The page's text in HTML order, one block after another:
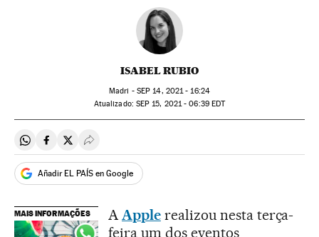
ISABEL RUBIO
Madri - SEP 14, 2021 - 16:24
atualizado: SEP 15, 2021 - 06:39EDT
Compartir en Whatsapp
Compartir en Facebook
Compartir en Twitter
Desplegar Redes Sociales
Añadir EL PAÍS en Google
MAIS INFORMAÇÕES AApplerealizou nesta terça-
feira um dos eventos